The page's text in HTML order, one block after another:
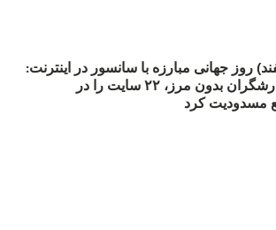
(۲۱ اسفند) روز جهانی مبارزه با سانسور در اینترنت:
#آزادی هم‌آیند گزارشگران‌ بدون مرز، ۲۲ سایت را در
مسدودیت کرد